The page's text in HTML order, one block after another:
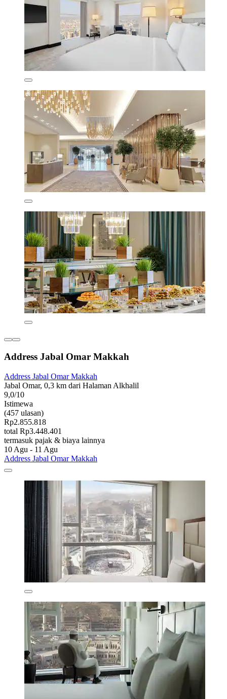
Address Jabal Omar Makkah
Address Jabal Omar Makkah
Jabal Omar, 0,3 km dari Halaman Alkhalil
9,0/10
Istimewa
(457 ulasan)
Rp2.855.818
total Rp3.448.401
termasuk pajak & biaya lainnya
10 Agu - 11 Agu
Address Jabal Omar Makkah